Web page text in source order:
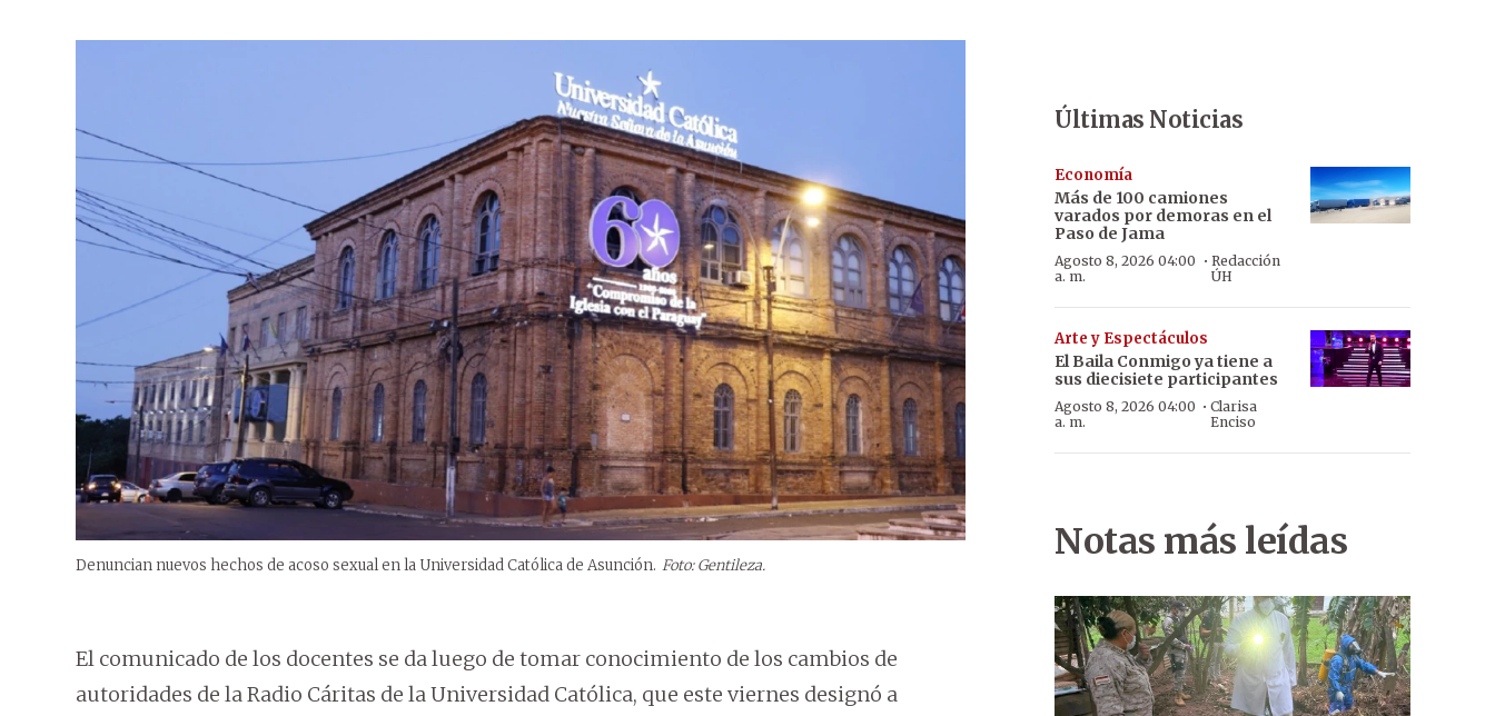
Denuncian nuevos hechos de acoso sexual en la Universidad Católica de Asunción. Foto: Gentileza.
El comunicado de los docentes se da luego de tomar conocimiento de los cambios de
autoridades de la Radio Cáritas de la Universidad Católica, que este viernes designó a
Últimas Noticias
Economía
Más de 100 camiones
varados por demoras en el
Paso de Jama
Agosto 8, 2026 04:00
a. m.
· Redacción
ÚH
Arte y Espectáculos
El Baila Conmigo ya tiene a
sus diecisiete participantes
Agosto 8, 2026 04:00
a. m.
· Clarisa
Enciso
Notas más leídas